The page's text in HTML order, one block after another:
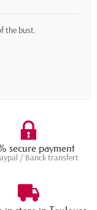
the bust.
secure payment
/ Banck transfert